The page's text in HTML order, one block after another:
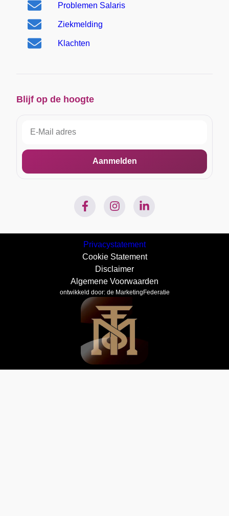
Problemen Salaris
Ziekmelding
Klachten
Blijf op de hoogte
Aanmelden
Privacystatement
Cookie Statement
Disclaimer
Algemene Voorwaarden
ontwikkeld door: de MarketingFederatie